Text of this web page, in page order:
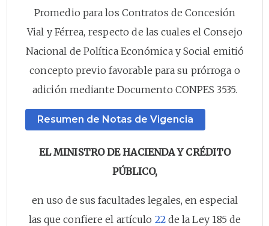
Promedio para los Contratos de Concesión
Vial y Férrea, respecto de las cuales el Consejo
Nacional de Política Económica y Social emitió
concepto previo favorable para su prórroga o
adición mediante Documento CONPES 3535.
Resumen de Notas de Vigencia
EL MINISTRO DE HACIENDA Y CRÉDITO
PÚBLICO,
en uso de sus facultades legales, en especial
las que confiere el artículo 22de la Ley 185 de